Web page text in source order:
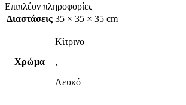
Επιπλέον πληροφορίες
Διαστάσεις 35 × 35 × 35 cm
Χρώμα
Κίτρινο
,
Λευκό